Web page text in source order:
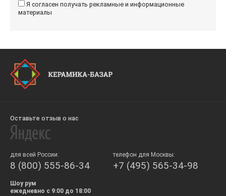
Я согласен получать рекламные и информационные
материалы
Оставьте отзыв о нас
для всей России:
8 (800) 555-86-34
телефон для Москвы:
+7 (495) 565-34-98
Шоу рум
ежедневно с 9:00 до 18:00